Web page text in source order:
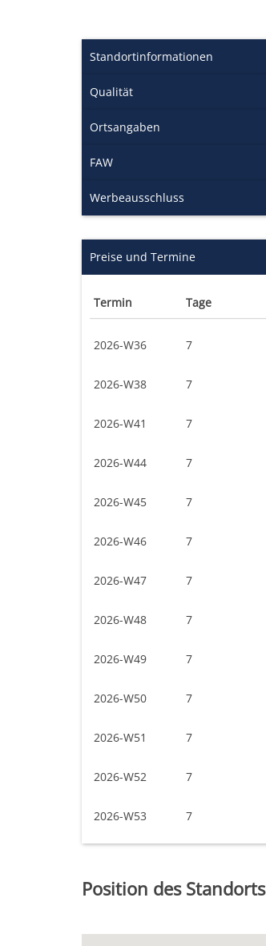
Standortinformationen
Qualität
Ortsangaben
FAW
Werbeausschluss
Preise und Termine
Termin Tage
2026-W36 7
2026-W38 7
2026-W41 7
2026-W44 7
2026-W45 7
2026-W46 7
2026-W47 7
2026-W48 7
2026-W49 7
2026-W50 7
2026-W51 7
2026-W52 7
2026-W53 7
Position des Standorts